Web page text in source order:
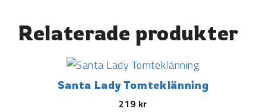
Relaterade produkter
Santa Lady Tomteklänning
219 kr